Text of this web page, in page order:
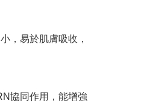
，易於肌膚吸收，
協同作用，能增強